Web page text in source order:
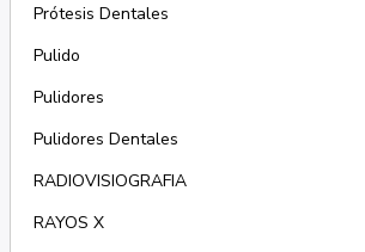
Prótesis Dentales
Pulido
Pulidores
Pulidores Dentales
RADIOVISIOGRAFIA
RAYOS X